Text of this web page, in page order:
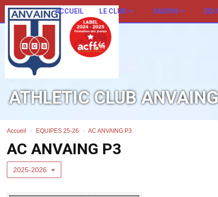
ACCUEIL LE CLUB SAISON
ATHLETIC CLUB ANVAING
Accueil EQUIPES 25-26 AC ANVAING P3
AC ANVAING P3
2025-2026
Panneau de gestion des cookies